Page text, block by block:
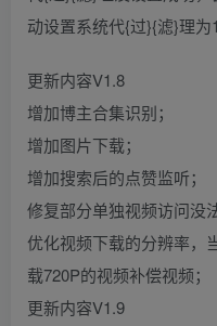
动设置系统代{过}{滤}理为
更新内容V1.8
增加博主合集识别；
增加图片下载；
增加搜索后的点赞监听；
修复部分单独视频访问没
优化视频下载的分辨率，
载720P的视频补偿视频；
更新内容V1.9